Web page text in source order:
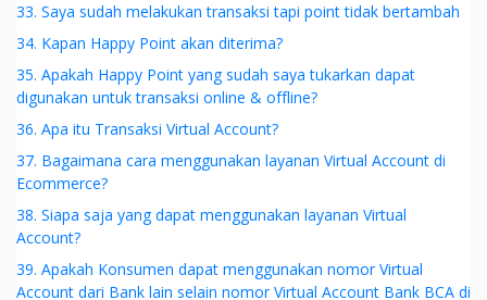
33. Saya sudah melakukan transaksi tapi point tidak bertambah
34. Kapan Happy Point akan diterima?
35. Apakah Happy Point yang sudah saya tukarkan dapat
digunakan untuk transaksi online & offline?
36. Apa itu Transaksi Virtual Account?
37. Bagaimana cara menggunakan layanan Virtual Account di
Ecommerce?
38. Siapa saja yang dapat menggunakan layanan Virtual
Account?
39. Apakah Konsumen dapat menggunakan nomor Virtual
Account dari Bank lain selain nomor Virtual Account Bank BCA di